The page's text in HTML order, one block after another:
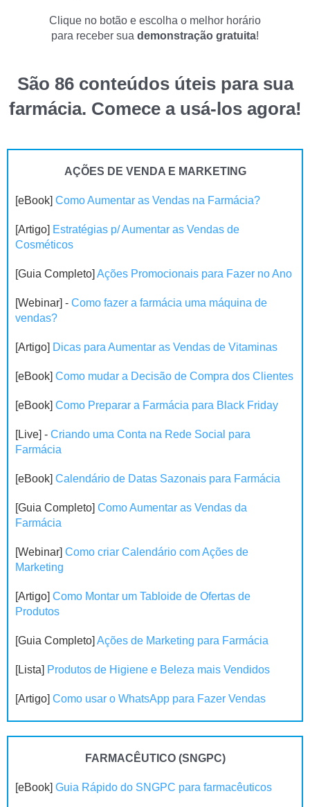
Clique no botão e escolha o melhor horário
para receber sua demonstração gratuita!
São 86 conteúdos úteis para sua
farmácia. Comece a usá-los agora!
AÇÕES DE VENDA E MARKETING
[eBook] Como Aumentar as Vendas na Farmácia?
[Artigo] Estratégias p/ Aumentar as Vendas de
Cosméticos
[Guia Completo] Ações Promocionais para Fazer no Ano
[Webinar] - Como fazer a farmácia uma máquina de
vendas?
[Artigo] Dicas para Aumentar as Vendas de Vitaminas
[eBook] Como mudar a Decisão de Compra dos Clientes
[eBook] Como Preparar a Farmácia para Black Friday
[Live] - Criando uma Conta na Rede Social para
Farmácia
[eBook] Calendário de Datas Sazonais para Farmácia
[Guia Completo] Como Aumentar as Vendas da
Farmácia
[Webinar] Como criar Calendário com Ações de
Marketing
[Artigo] Como Montar um Tabloide de Ofertas de
Produtos
[Guia Completo] Ações de Marketing para Farmácia
[Lista] Produtos de Higiene e Beleza mais Vendidos
[Artigo] Como usar o WhatsApp para Fazer Vendas
FARMACÊUTICO (SNGPC)
[eBook] Guia Rápido do SNGPC para farmacêuticos